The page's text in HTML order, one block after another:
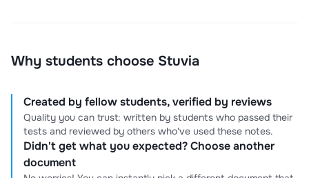
Why students choose Stuvia
Created by fellow students, verified by reviews
Quality you can trust: written by students who passed their
tests and reviewed by others who've used these notes.
Didn't get what you expected? Choose another
document